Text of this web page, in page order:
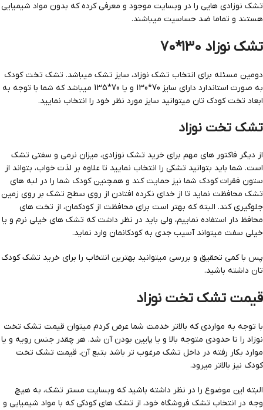
تشک نوزادی هایی را در وبسایت موجود و معرفی کرده که بدون مواد شیمیایی
هستند و تماما ضد حساسیت میباشند.
تشک نوزاد 130*70
دومین مسئله برای انتخاب تشک نوزاد، سایز تشک میباشد. تشک تخت کودک
به صورت استاندارد دارای سایز 70*130 و یا 70*135 میباشد که شما با توجه به
ابعاد تخت کودک تان میتوانید سایز مورد نظر خود را انتخاب نمایید.
تشک تخت نوزاد
از دیگر فاکتور های مهم برای خرید تشک نوزادی، میزان نرمی و سفتی تشک
است. شما باید بتوانید تشکی را انتخاب نمایید تا علاوه بر لذت خواب، بتواند از
ستون فقرات کودک شما نیز حمایت کند و همچنین کودک شما را در لبه های
تشک محافظت نماید تا از خدای نکرده افتادن از روی سطح تشک بر روی زمین
جلوگیری کند. البته که بهتر است برای محافظت از کودکمان، از تخت های
محافظ دار استفاده نماییم، ولی باید در نظر داشت که تشک های خیلی نرم و یا
خیلی سفت میتواند آسیب جدی به کودکانمان وارد نماید.
پس با کمی تحقیق و بررسی میتوانید بهترین انتخاب را برای خرید تشک کودک
تان داشته باشید.
قیمت تشک تخت نوزاد
با توجه به مواردی که بالاتر خدمت شما عرض کردم میتوان قیمت تشک تخت
نوزاد را تا حدودی متوجه بالا و یا پایین بودن آن شد. هر چقدر جنس رویه و یا
موارد بکار رفته در داخل تشک مرغوب تر باشد بتبع آن، قیمت تشک تخت
کودک نیز بالاتر میرود.
البته این موضوع را در نظر داشته باشید که وبسایت مستر تشک، به هیچ
وجه در انتخاب تشک فروشگاه خود، از تشک های کودکی که با مواد شیمیایی و